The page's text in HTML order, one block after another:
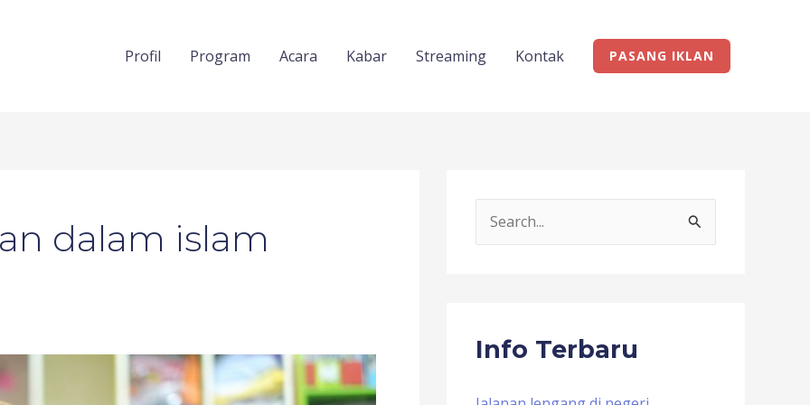
Profil Program Acara Kabar Streaming Kontak PASANG IKLAN
dalam islam
c
f
Info Terbaru